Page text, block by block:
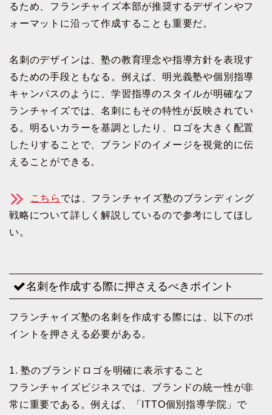
るため、フランチャイズ本部が推奨するデザインやフ
ォーマットに沿って作成することも重要だ。
名刺のデザインは、塾の教育理念や指導方針を表現す
るための手段ともなる。例えば、明光義塾や個別指導
キャンパスのように、学習指導のスタイルが明確なフ
ランチャイズでは、名刺にもその特性が反映されてい
る。明るいカラーを基調としたり、ロゴを大きく配置
したりすることで、ブランドのイメージを視覚的に伝
えることができる。
こちら では、フランチャイズ塾のブランディング
戦略について詳しく解説しているので参考にしてほし
い。
名刺を作成する際に押さえるべきポイント
フランチャイズ塾の名刺を作成する際には、以下のポ
イントを押さえる必要がある。
1. 塾のブランドロゴを明確に表示すること
フランチャイズビジネスでは、ブランドの統一性が非
常に重要である。例えば、「ITTO個別指導学院」で